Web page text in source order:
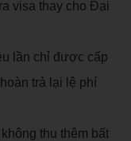
visa thay cho Đại
lần chỉ được cấp
trả lại lệ phí
thu thêm bất